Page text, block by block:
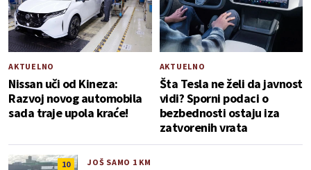
AKTUELNO
Nissan uči od Kineza:
Razvoj novog automobila
sada traje upola kraće!
AKTUELNO
Šta Tesla ne želi da javnost
vidi? Sporni podaci o
bezbednosti ostaju iza
zatvorenih vrata
10 JOŠ SAMO 1 KM